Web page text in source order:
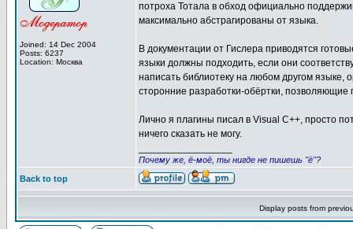
Joined: 14 Dec 2004
Posts: 6237
Location: Москва
потроха Тотала в обход официально
максимально абстрагированы от языка.
В документации от Гислера приводятся
языки должны подходить, если они
написать библиотеку на любом другом языке,
сторонние разработки-обёртки,
Лично я плагины писал в Visual C++, просто
ничего сказать не могу.
Почему же, ё-моё, ты нигде не пишешь "ё"?
Back to top
Display posts from